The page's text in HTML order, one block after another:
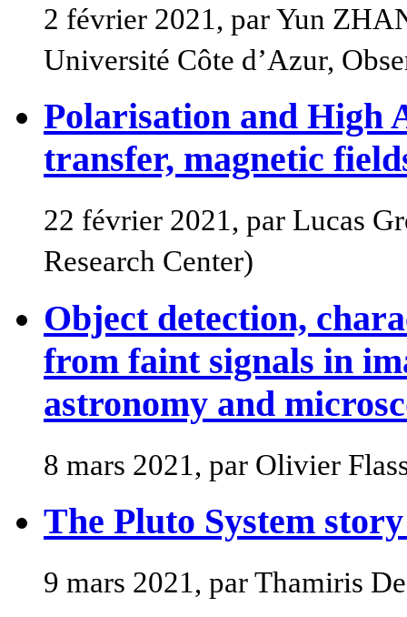
2 février 2021, par Yun
Université Côte d’Azur,
Polarisation and High
transfer, magnetic
22 février 2021, par Lucas
Research Center)
Object detection,
from faint signals in
astronomy and
8 mars 2021, par Olivier
The Pluto System
9 mars 2021, par Thamiris